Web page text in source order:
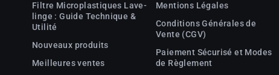
Filtre Microplastiques Lave-
linge : Guide Technique &
Utilité
Nouveaux produits
Meilleures ventes
Mentions Légales
Conditions Générales de
Vente (CGV)
Paiement Sécurisé et Modes
de Règlement